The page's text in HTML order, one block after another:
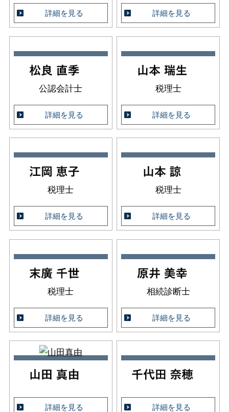
詳細を見る 詳細を見る
公認会計士
詳細を見る
税理士
詳細を見る
税理士
詳細を見る
税理士
詳細を見る
税理士
詳細を見る
相続診断士
詳細を見る
詳細を見る 詳細を見る